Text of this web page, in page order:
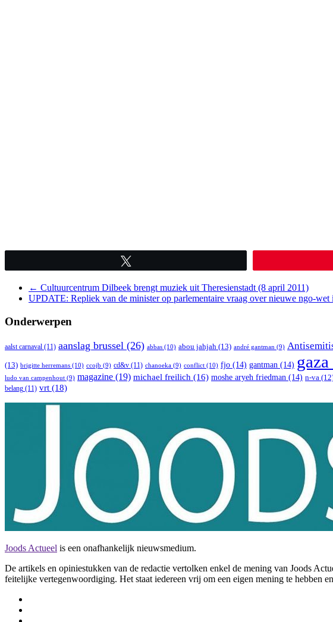
← Cultuurcentrum Dilbeek brengt muziek uit Theresienstadt (8 april 2011)
UPDATE: Repliek van de minister op parlementaire vraag over nieuwe ngo-wet
Onderwerpen
aalst carnaval (11) aanslag brussel (26) abbas (10) abou jahjah (13) andré gantman (9)
(13) brigitte herremans (10) ccojb (9) cd&v (11) chanoeka (9) conflict (10) fjo (14) gantman (14) gaza
ludo van campenhout (9) magazine (19) michael freilich (16) moshe aryeh friedman (14) n-va
belang (11) vrt (18)
Joods Actueel is een onafhankelijk nieuwsmedium.
De artikels en opiniestukken van de redactie vertolken enkel de mening van Joods
feitelijke vertegenwoordiging. Het staat iedereen vrij om een eigen mening te hebben